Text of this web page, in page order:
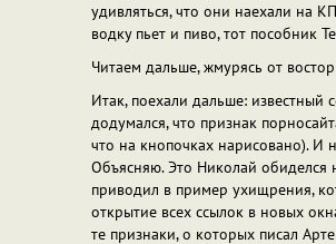
удивляться, что они наехали на
водку пьет и пиво, тот пособник
Читаем дальше, жмурясь от
Итак, поехали дальше:
додумался, что признак
что на кнопочках нарисовано). И
Объясняю. Это Николай обиделся
приводил в пример ухищрения,
открытие всех ссылок в новых
те признаки, о которых писал